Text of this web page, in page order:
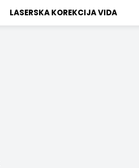
LASERSKA KOREKCIJA VIDA